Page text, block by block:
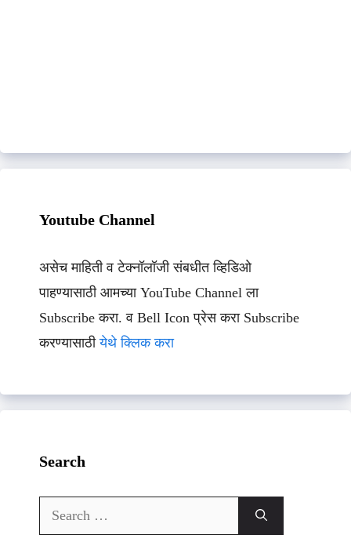
Youtube Channel
असेच माहिती व टेक्नॉलॉजी संबधीत व्हिडिओ
पाहण्यासाठी आमच्या YouTube Channel ला
Subscribe करा. व Bell Icon प्रेस करा Subscribe
करण्यासाठीयेथे क्लिक करा
Search
Search
for: